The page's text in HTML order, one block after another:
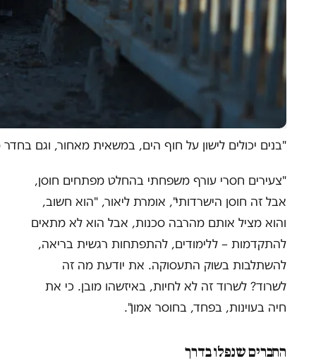
"בנים יכולים לישון על חוף הים, במשאית מאחור, וגם
"צעירים חסרי עורף משפחתי בהחלט מפתחים חוסן,
אבל זה חוסן הישרדותי", אומרת ליאור, "הוא חשוב,
והוא מציל אותם מהרבה סכנות, אבל הוא לא מתאים
להתקדמות – ללימודים, להתפתחות רגשית בריאה,
להשתלבות בשוק התעסוקה. את יודעת מה זה
לשרוד? לשרוד זה לא לחיות, באיזשהו מובן. כי את
חיה בעוינות, בפחד, בחוסר אמון".
החברים שנפלו בדרך